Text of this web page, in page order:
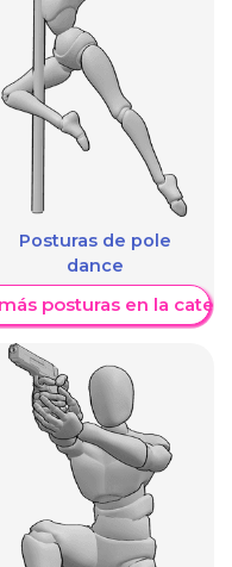
Posturas de pole
dance
más posturas en la